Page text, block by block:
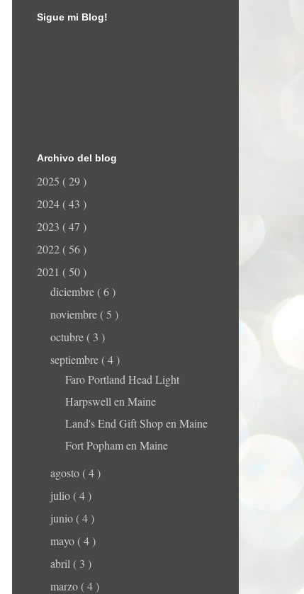
Sigue mi Blog!
Archivo del blog
2025 ( 29 )
2024 ( 43 )
2023 ( 47 )
2022 ( 56 )
2021 ( 50 )
diciembre ( 6 )
noviembre ( 5 )
octubre ( 3 )
septiembre ( 4 )
Faro Portland Head Light
Harpswell en Maine
Land's End Gift Shop en Maine
Fort Popham en Maine
agosto ( 4 )
julio ( 4 )
junio ( 4 )
mayo ( 4 )
abril ( 3 )
marzo ( 4 )